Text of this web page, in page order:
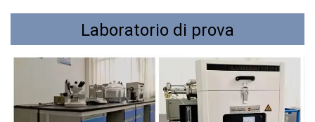
Laboratorio di prova